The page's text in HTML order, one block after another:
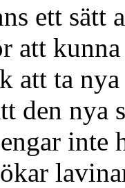
ett sätt
att
att ta
den
inte
ökar